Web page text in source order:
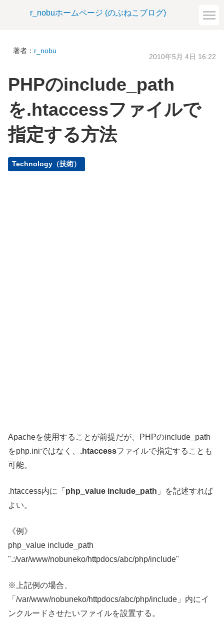
r_nobuホームページ (のぶねこブログ)
著者： r_nobu
2010年5月 4日 16:22
PHPのinclude_path
を.htaccessファイルで
指定する方法
Technology（技術）
Apacheを使用することが前提だが、PHPのinclude_path
をphp.iniではなく、 .htaccessファイルで指定することも
可能。
.htaccess内に「 php_value include_path 」を記述すれば
よい。
《例》
php_value include_path
".:/var/www/nobuneko/httpdocs/abc/php/include"
※上記例の場合、
「/var/www/nobuneko/httpdocs/abc/php/include」内にイ
ンクルードさせたいファイルを設置する。